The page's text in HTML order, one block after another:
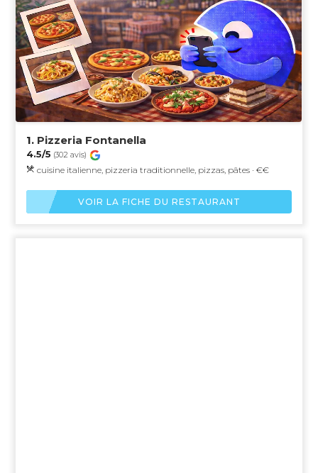
1. Pizzeria Fontanella
4.5/5 (302 avis)
cuisine italienne, pizzeria traditionnelle, pizzas, pâtes · €€
VOIR LA FICHE DU RESTAURANT